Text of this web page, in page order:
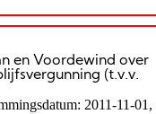
en Voordewind over
(t.v.v.
2011-11-01,